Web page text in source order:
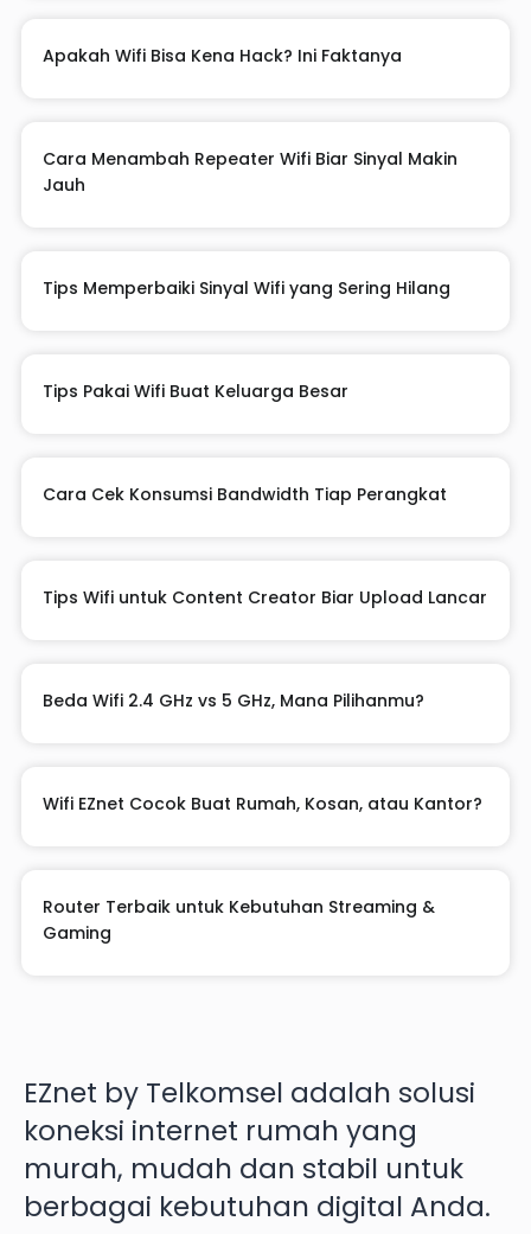
Apakah Wifi Bisa Kena Hack? Ini Faktanya
Cara Menambah Repeater Wifi Biar Sinyal Makin
Jauh
Tips Memperbaiki Sinyal Wifi yang Sering Hilang
Tips Pakai Wifi Buat Keluarga Besar
Cara Cek Konsumsi Bandwidth Tiap Perangkat
Tips Wifi untuk Content Creator Biar Upload Lancar
Beda Wifi 2.4 GHz vs 5 GHz, Mana Pilihanmu?
Wifi EZnet Cocok Buat Rumah, Kosan, atau Kantor?
Router Terbaik untuk Kebutuhan Streaming &
Gaming
EZnet by Telkomsel adalah solusi
koneksi internet rumah yang
murah, mudah dan stabil untuk
berbagai kebutuhan digital Anda.